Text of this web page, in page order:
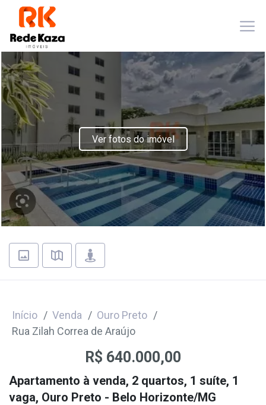
Ver fotos do imóvel
Início Venda
Ouro Preto
Rua Zilah Correa de Araújo
R$ 640.000,00
Apartamento à venda, 2 quartos, 1 suíte, 1
vaga, Ouro Preto - Belo Horizonte/MG